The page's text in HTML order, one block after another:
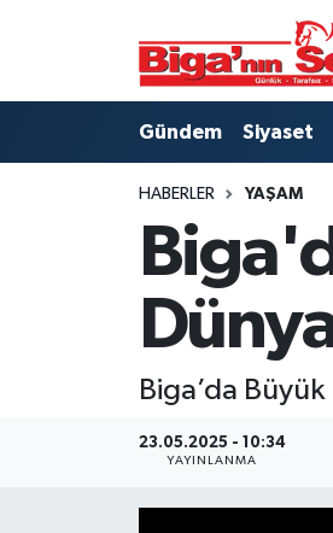
Gündem Siyaset
HABERLER YAŞAM
Biga’da Büyük
23.05.2025 - 10:34
YAYINLANMA
Belediye
Çanakkale Hava Durumu
Tüm Manşetler
Son Dakika Haberleri
Haber Arşivi